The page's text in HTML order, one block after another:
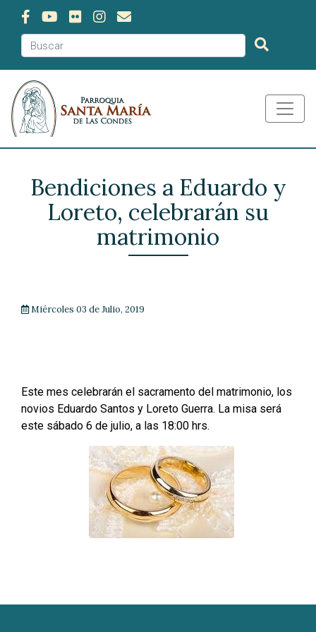
Bendiciones a Eduardo y
Loreto, celebrarán su
matrimonio
Miércoles 03 de Julio, 2019
Este mes celebrarán el sacramento del matrimonio, los
novios Eduardo Santos y Loreto Guerra. La misa será
este sábado 6 de julio, a las 18:00 hrs.